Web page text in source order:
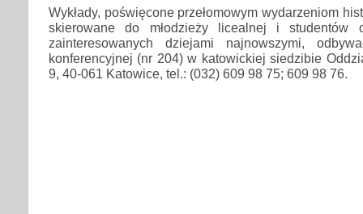
Wykłady, poświęcone przełomowym wydarzeniom
skierowane do młodzieży licealnej i studentów
zainteresowanych dziejami najnowszymi,
konferencyjnej (nr 204) w katowickiej siedzibie
9, 40-061 Katowice, tel.: (032) 609 98 75; 609 98 76.